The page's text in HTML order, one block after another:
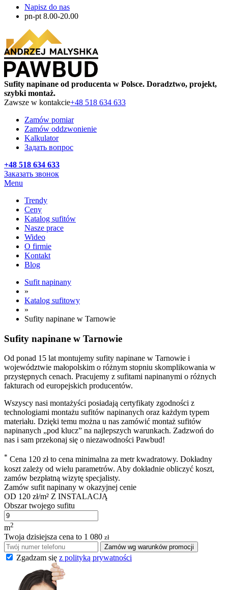
Napisz do nas
pn-pt 8.00-20.00
Sufity napinane od producenta w Polsce. Doradztwo, projekt,
szybki montaż.
Zawsze w kontakcie+48 518 634 633
Zamów pomiar
Zamów oddzwonienie
Kalkulator
Задать вопрос
+48 518 634 633
Заказать звонок
Menu
Trendy
Ceny
Katalog sufitów
Nasze prace
Wideo
O firmie
Kontakt
Blog
Sufit napinany
»
Katalog sufitowy
»
Sufity napinane w Tarnowie
Sufity napinane w Tarnowie
Od ponad 15 lat montujemy sufity napinane w Tarnowie i
województwie małopolskim o różnym stopniu skomplikowania w
przystępnych cenach. Pracujemy z sufitami napinanymi o różnych
fakturach od europejskich producentów.
Wszyscy nasi montażyści posiadają certyfikaty zgodności z
technologiami montażu sufitów napinanych oraz każdym typem
materiału. Dzięki temu można u nas zamówić montaż sufitów
napinanych „pod klucz” na najlepszych warunkach. Zadzwoń do
nas i sam przekonaj się o niezawodności Pawbud!
* Cena 120 zł to cena minimalna za metr kwadratowy. Dokładny
koszt zależy od wielu parametrów. Aby dokładnie obliczyć koszt,
zamów bezpłatną wizytę specjalisty.
Zamów sufit napinany w okazyjnej cenie
OD 120 zł/m² Z INSTALACJĄ
Obszar twojego sufitu
m2
Twoja dzisiejsza cena to 1 080 zł
Zamów wg warunków promocji
Zgadzam się z polityką prywatności